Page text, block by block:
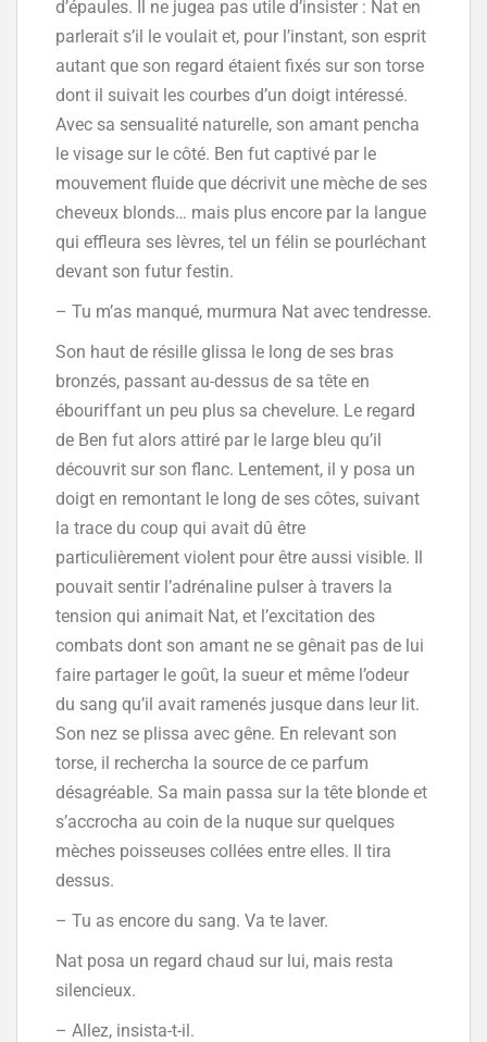
d’épaules. Il ne jugea pas utile d’insister : Nat en
parlerait s’il le voulait et, pour l’instant, son esprit
autant que son regard étaient fixés sur son torse
dont il suivait les courbes d’un doigt intéressé.
Avec sa sensualité naturelle, son amant pencha
le visage sur le côté. Ben fut captivé par le
mouvement fluide que décrivit une mèche de ses
cheveux blonds… mais plus encore par la langue
qui effleura ses lèvres, tel un félin se pourléchant
devant son futur festin.
– Tu m’as manqué, murmura Nat avec tendresse.
Son haut de résille glissa le long de ses bras
bronzés, passant au-dessus de sa tête en
ébouriffant un peu plus sa chevelure. Le regard
de Ben fut alors attiré par le large bleu qu’il
découvrit sur son flanc. Lentement, il y posa un
doigt en remontant le long de ses côtes, suivant
la trace du coup qui avait dû être
particulièrement violent pour être aussi visible. Il
pouvait sentir l’adrénaline pulser à travers la
tension qui animait Nat, et l’excitation des
combats dont son amant ne se gênait pas de lui
faire partager le goût, la sueur et même l’odeur
du sang qu’il avait ramenés jusque dans leur lit.
Son nez se plissa avec gêne. En relevant son
torse, il rechercha la source de ce parfum
désagréable. Sa main passa sur la tête blonde et
s’accrocha au coin de la nuque sur quelques
mèches poisseuses collées entre elles. Il tira
dessus.
– Tu as encore du sang. Va te laver.
Nat posa un regard chaud sur lui, mais resta
silencieux.
– Allez, insista-t-il.